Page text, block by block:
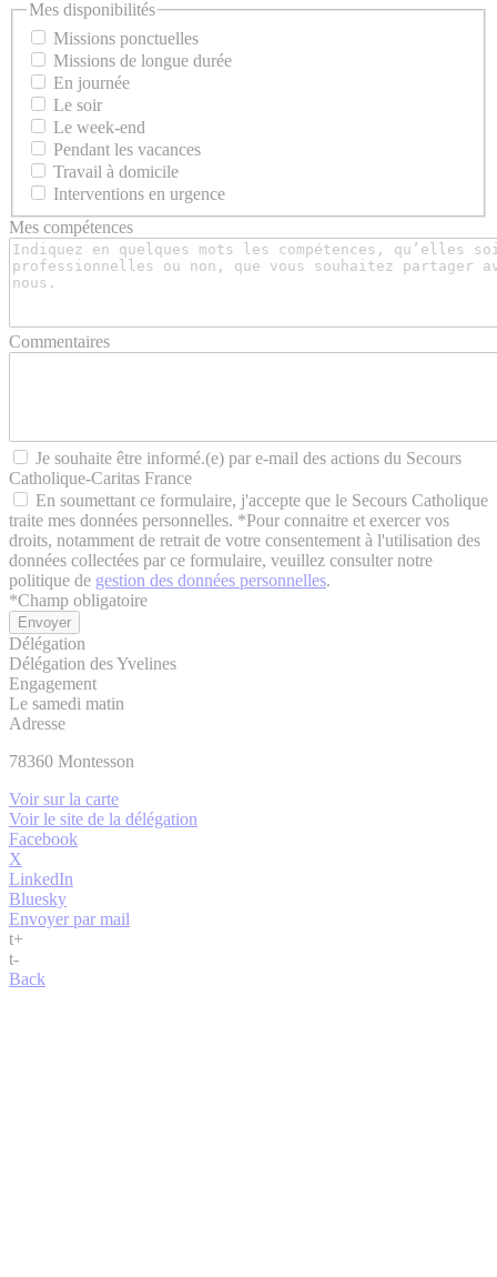
Mes disponibilités
Missions ponctuelles
Missions de longue durée
En journée
Le soir
Le week-end
Pendant les vacances
Travail à domicile
Interventions en urgence
Mes compétences
Commentaires
Je souhaite être informé.(e) par e-mail des actions du Secours
Catholique-Caritas France
En soumettant ce formulaire, j'accepte que le Secours Catholique
traite mes données personnelles. *Pour connaitre et exercer vos
droits, notamment de retrait de votre consentement à l'utilisation des
données collectées par ce formulaire, veuillez consulter notre
politique de gestion des données personnelles.
*Champ obligatoire
Délégation
Délégation des Yvelines
Engagement
Le samedi matin
Adresse
78360 Montesson
Voir sur la carte
Voir le site de la délégation
Facebook
X
LinkedIn
Bluesky
Envoyer par mail
t+
t-
Back